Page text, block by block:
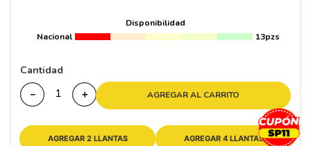
Disponibilidad
Nacional
13pzs
Cantidad
＋
－ AGREGAR AL CARRITO
AGREGAR 2 LLANTAS AGREGAR 4 LLANTAS